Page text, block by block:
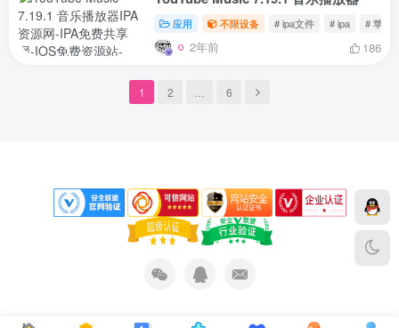
应用 不限设备 # ipa文件 # ipa # 苹果
2年前 186
1 2 6